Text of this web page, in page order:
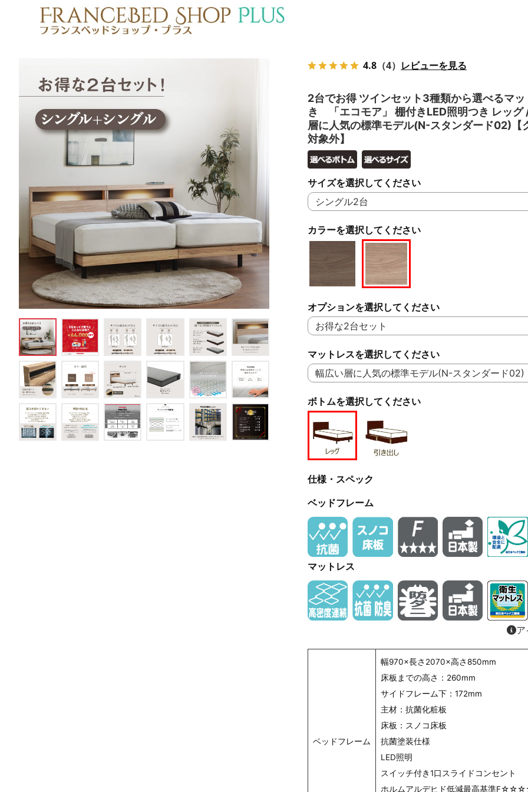
4.8 （4） レビューを見る
2台でお得 ツインセット3種類から選べるマッ
き 「エコモア」 棚付きLED照明つき レッグ
層に人気の標準モデル(N-スタンダード02)【
対象外】
カラーを選択してください
サイズを選択してください
オプションを選択してください
マットレスを選択してください
ボトムを選択してください
仕様・スペック
ベッドフレーム
マットレス
ベッドフレーム
幅970×長さ2070×高さ850mm
床板までの高さ：260mm
サイドフレーム下：172mm
主材：抗菌化粧板
床板：スノコ床板
抗菌塗装仕様
LED照明
スイッチ付き1口スライドコンセント
ホルムアルデヒド低減最高基準